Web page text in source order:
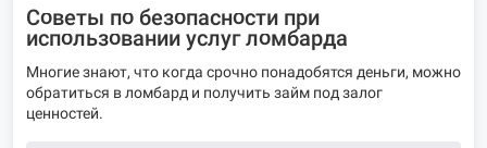
Советы по безопасности при
использовании услуг ломбарда
Многие знают, что когда срочно понадобятся деньги, можно
обратиться в ломбард и получить займ под залог
ценностей.